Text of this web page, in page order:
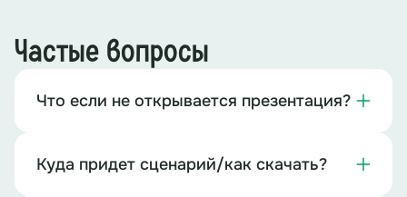
Частые вопросы
Что если не открывается презентация?
Куда придет сценарий/как скачать?